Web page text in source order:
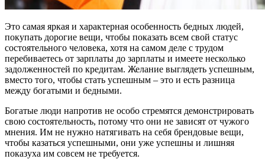
Это самая яркая и характерная особенность бедных людей,
покупать дорогие вещи, чтобы показать всем свой статус
состоятельного человека, хотя на самом деле с трудом
перебиваетесь от зарплаты до зарплаты и имеете несколько
задолженностей по кредитам. Желание выглядеть успешным,
вместо того, чтобы стать успешным – это и есть разница
между богатыми и бедными.
Богатые люди напротив не особо стремятся демонстрировать
свою состоятельность, потому что они не зависят от чужого
мнения. Им не нужно натягивать на себя брендовые вещи,
чтобы казаться успешными, они уже успешны и лишняя
показуха им совсем не требуется.